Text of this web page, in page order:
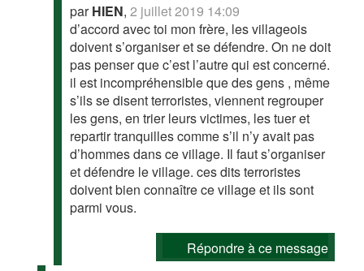
parHIEN,2 juillet 2019 14:09
d’accord avec toi mon frère, les villageois
doivent s’organiser et se défendre. On ne doit
pas penser que c’est l’autre qui est concerné.
il est incompréhensible que des gens , même
s’ils se disent terroristes, viennent regrouper
les gens, en trier leurs victimes, les tuer et
repartir tranquilles comme s’il n’y avait pas
d’hommes dans ce village. Il faut s’organiser
et défendre le village. ces dits terroristes
doivent bien connaître ce village et ils sont
parmi vous.
Répondre à ce message